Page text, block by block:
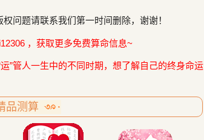
问题请联系我们第一时间删除，谢谢！
，获取更多免费算命信息~
”管人一生中的不同时期，想了解自己的终身命运
品测算